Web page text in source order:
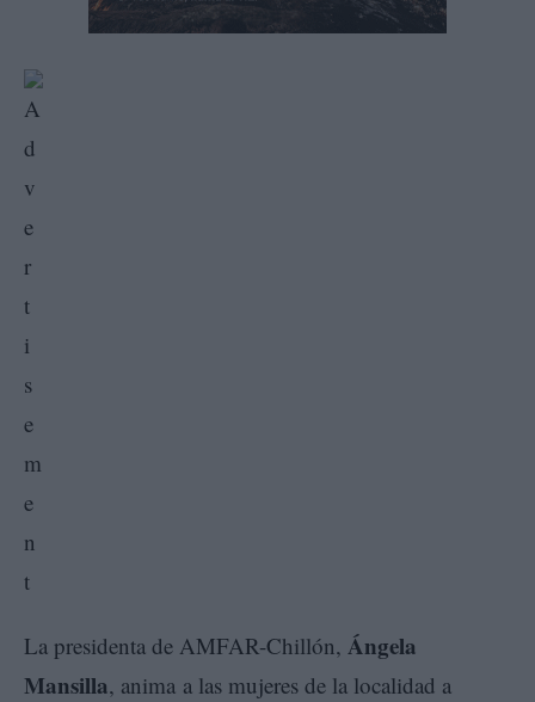
La presidenta de AMFAR-Chillón, Ángela
Mansilla, anima a las mujeres de la localidad a